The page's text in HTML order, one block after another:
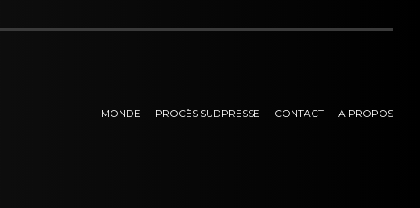
MONDE PROCÈS SUDPRESSE CONTACT A PROPOS